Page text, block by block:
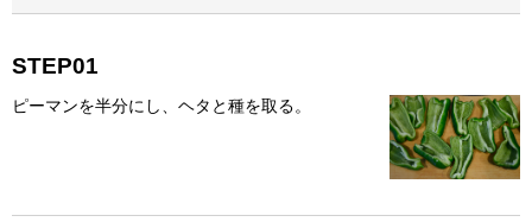
STEP01
ピーマンを半分にし、ヘタと種を取る。